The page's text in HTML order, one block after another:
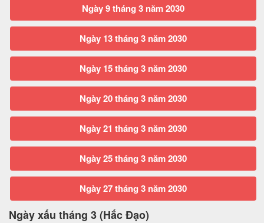
Ngày 9 tháng 3 năm 2030
Ngày 13 tháng 3 năm 2030
Ngày 15 tháng 3 năm 2030
Ngày 20 tháng 3 năm 2030
Ngày 21 tháng 3 năm 2030
Ngày 25 tháng 3 năm 2030
Ngày 27 tháng 3 năm 2030
Ngày xấu tháng 3 (Hắc Đạo)